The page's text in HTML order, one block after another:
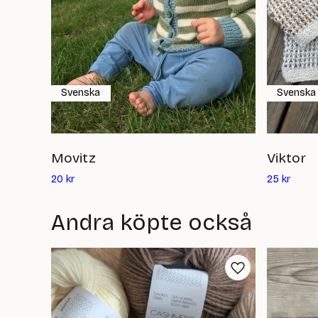
Movitz
20 krDet
är:
kr
Svenska
Viktor
25 krDet
kr
Svenska
Andra köpte också